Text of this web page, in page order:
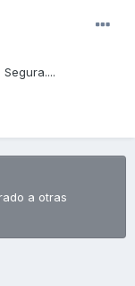
a otras